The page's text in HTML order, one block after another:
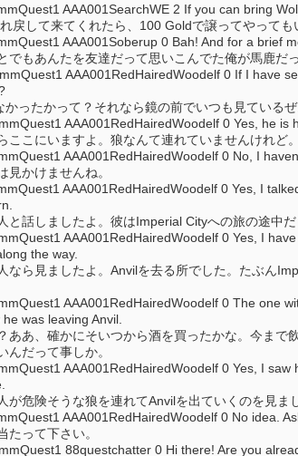
AAA001SearchWE 2 If you can bring
戻して来てくれたら、100 Goldで譲ってやっても
AAA001Soberup 0 Bah! And for a brief
でもあんたを友達だって思いこんでた俺が馬鹿だっ
AAA001RedHairedWoodelf 0 If I have
かったかって？それなら鏡の前でいつも見ている
AAA001RedHairedWoodelf 0 Yes, he is
ここにいますよ。狼なんて連れていませんけれど。
AAA001RedHairedWoodelf 0 No, I
見かけませんね。
AAA001RedHairedWoodelf 0 Yes, I
と話しましたよ。彼はImperial Cityへの旅の途中
AAA001RedHairedWoodelf 0 Yes, I
the way.
なら見ましたよ。Anvilを去る所でした。たぶん
AAA001RedHairedWoodelf 0 The one
was leaving Anvil.
ああ、確かにそいつから酒を買ったかな。今ま
んだって事しか。
AAA001RedHairedWoodelf 0 Yes, I
が危険そうな狼を連れてAnvilを出ていくのを見
AAA001RedHairedWoodelf 0 No idea.
たって下さい。
88questchatter 0 Hi there! Are you